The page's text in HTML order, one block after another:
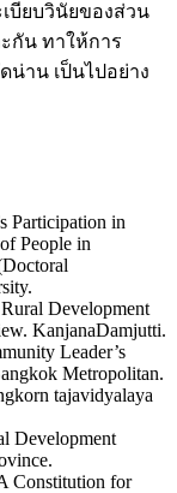
บียบวินัยของส่วน
กัน ทาให้การ
น่าน เป็นไปอย่าง
Participation in
People in
Development
KanjanaDamjutti.
Leader’s
Metropolitan.
tajavidyalaya
Development
Constitution for